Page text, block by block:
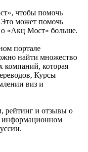
чтобы помочь
может помочь
о «Акц Мост» больше.
портале
найти множество
компаний, которая
Курсы
виз и
рейтинг и отзывы о